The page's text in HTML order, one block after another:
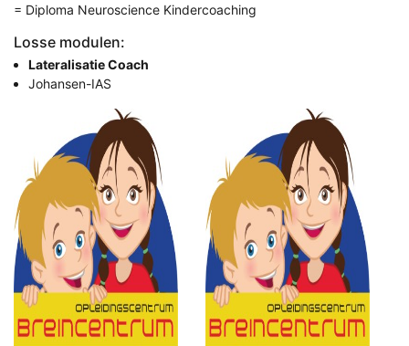
= Diploma Neuroscience Kindercoaching
Losse modulen:
Lateralisatie Coach
Johansen-IAS